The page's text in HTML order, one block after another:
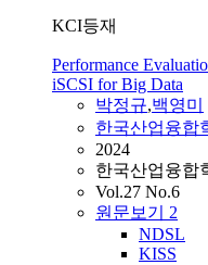
KCI등재
Performance
iSCSI for Big Data
박정규,백영미
한국산업융합
2024
한국산업융합
Vol.27 No.6
원문보기 2
NDSL
KISS